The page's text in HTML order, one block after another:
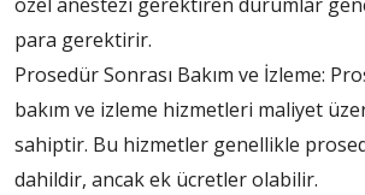
para gerektirir.
Prosedür Sonrası Bakım ve İzleme:
bakım ve izleme hizmetleri maliyet
sahiptir. Bu hizmetler genellikle
dahildir, ancak ek ücretler olabilir.